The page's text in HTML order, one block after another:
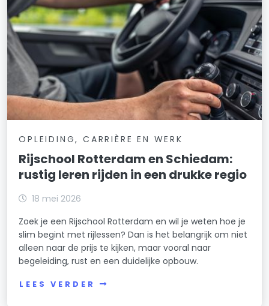
OPLEIDING, CARRIÈRE EN WERK
Rijschool Rotterdam en Schiedam:
rustig leren rijden in een drukke regio
18 mei 2026
Zoek je een Rijschool Rotterdam en wil je weten hoe je
slim begint met rijlessen? Dan is het belangrijk om niet
alleen naar de prijs te kijken, maar vooral naar
begeleiding, rust en een duidelijke opbouw.
LEES VERDER